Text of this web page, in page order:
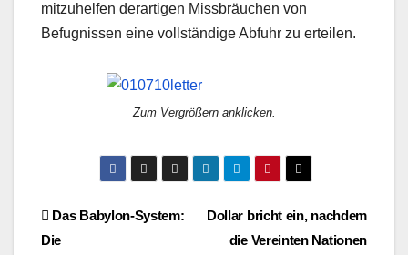
mitzuhelfen derartigen Missbräuchen von
Befugnissen eine vollständige Abfuhr zu erteilen.
Zum Vergrößern anklicken.
BeitragsnavigationDollar bricht ein, nachdem
die Vereinten Nationen
Das Babylon-System:
Die